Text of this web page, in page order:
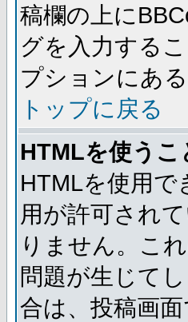
稿欄の上に
グを入力する
プションにあ
トップに戻る
HTMLを使う
HTMLを使用
用が許可され
りません。こ
問題が生じて
合は、投稿画